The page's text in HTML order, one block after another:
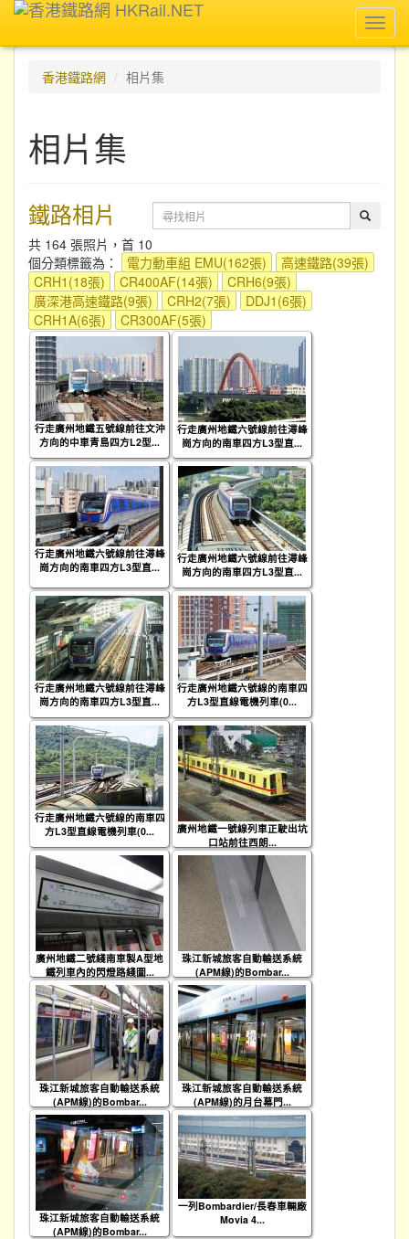
香港鐵路網
相片集
相片集
鐵路相片
共 164 張照片，首 10
個分類標籤為：
電力動車組 EMU(162張)
高速鐵路(39張)
CRH1(18張)
CR400AF(14張)
CRH6(9張)
廣深港高速鐵路(9張)
CRH2(7張)
DDJ1(6張)
CRH1A(6張)
CR300AF(5張)
行走廣州地鐵五號線前往文沖
方向的中車青島四方L2型...
行走廣州地鐵六號線前往潯峰
崗方向的南車四方L3型直...
行走廣州地鐵六號線前往潯峰
崗方向的南車四方L3型直...
行走廣州地鐵六號線前往潯峰
崗方向的南車四方L3型直...
行走廣州地鐵六號線前往潯峰
崗方向的南車四方L3型直...
行走廣州地鐵六號線的南車四
方L3型直線電機列車(0...
行走廣州地鐵六號線的南車四
方L3型直線電機列車(0...
廣州地鐵一號線列車正駛出坑
口站前往西朗...
廣州地鐵二號綫南車製A型地
鐵列車內的閃燈路綫圖...
珠江新城旅客自動輸送系統
(APM線)的Bombar...
珠江新城旅客自動輸送系統
(APM線)的Bombar...
珠江新城旅客自動輸送系統
(APM線)的月台幕門...
珠江新城旅客自動輸送系統
(APM線)的Bombar...
一列Bombardier/長春車輛廠
Movia 4...